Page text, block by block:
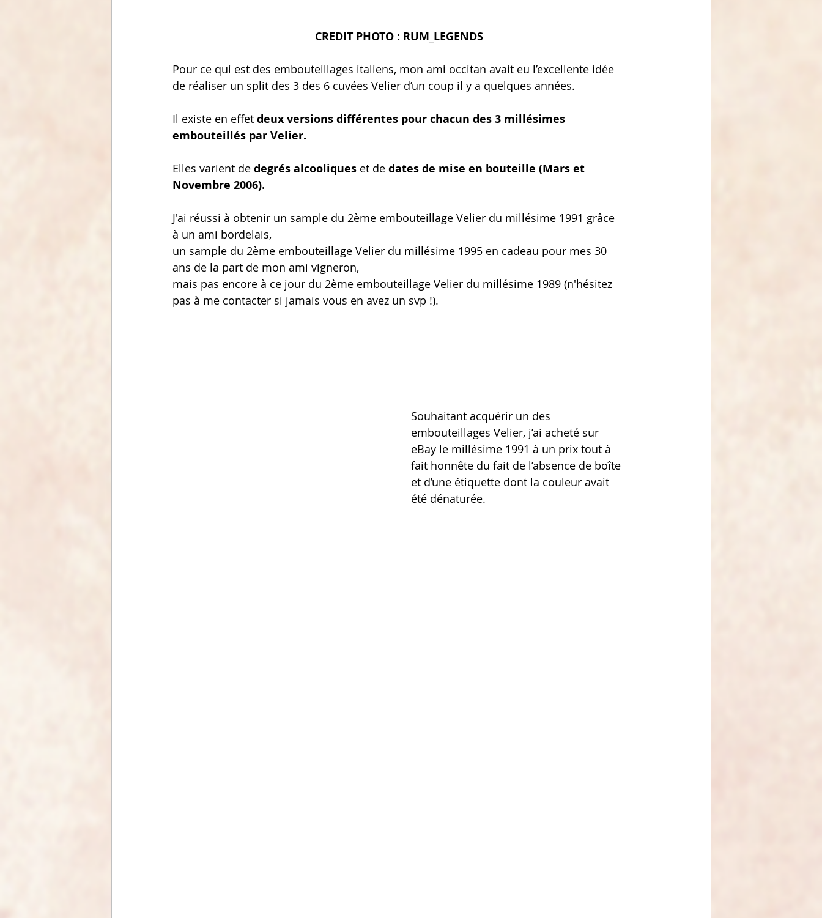
CREDIT PHOTO : RUM_LEGENDS
Pour ce qui est des embouteillages italiens, mon ami occitan avait eu l’excellente idée
de réaliser un split des 3 des 6 cuvées Velier d’un coup il y a quelques années.
Il existe en effet deux versions différentes pour chacun des 3 millésimes
embouteillés par Velier.
Elles varient de degrés alcooliques et de dates de mise en bouteille (Mars et
Novembre 2006).
J'ai réussi à obtenir un sample du 2ème embouteillage Velier du millésime 1991 grâce
à un ami bordelais,
un sample du 2ème embouteillage Velier du millésime 1995 en cadeau pour mes 30
ans de la part de mon ami vigneron,
mais pas encore à ce jour du 2ème embouteillage Velier du millésime 1989 (n'hésitez
pas à me contacter si jamais vous en avez un svp !).
Souhaitant acquérir un des
embouteillages Velier, j’ai acheté sur
eBay le millésime 1991 à un prix tout à
fait honnête du fait de l’absence de boîte
et d’une étiquette dont la couleur avait
été dénaturée.